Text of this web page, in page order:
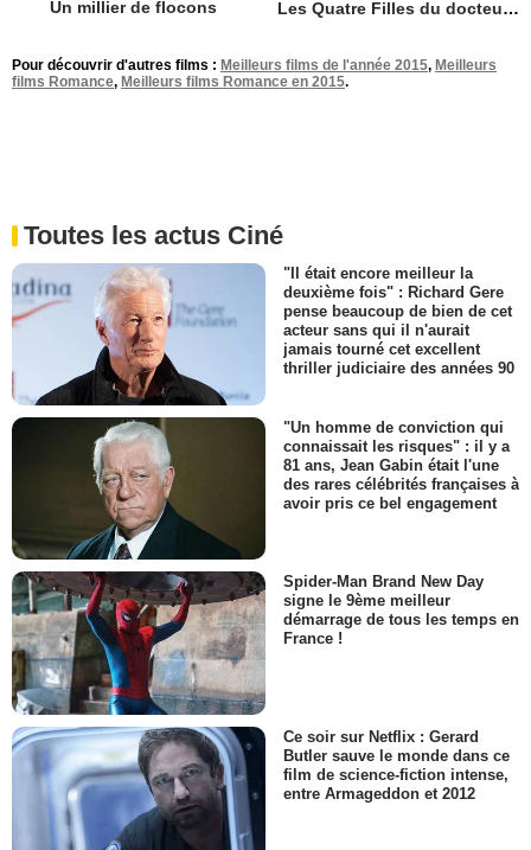
Un millier de flocons Les Quatre Filles du docteur March
Pour découvrir d'autres films : Meilleurs films de l'année 2015, Meilleurs
films Romance, Meilleurs films Romance en 2015.
Toutes les actus Ciné
"Il était encore meilleur la
deuxième fois" : Richard Gere
pense beaucoup de bien de cet
acteur sans qui il n'aurait
jamais tourné cet excellent
thriller judiciaire des années 90
"Un homme de conviction qui
connaissait les risques" : il y a
81 ans, Jean Gabin était l'une
des rares célébrités françaises à
avoir pris ce bel engagement
Spider-Man Brand New Day
signe le 9ème meilleur
démarrage de tous les temps en
France !
Ce soir sur Netflix : Gerard
Butler sauve le monde dans ce
film de science-fiction intense,
entre Armageddon et 2012